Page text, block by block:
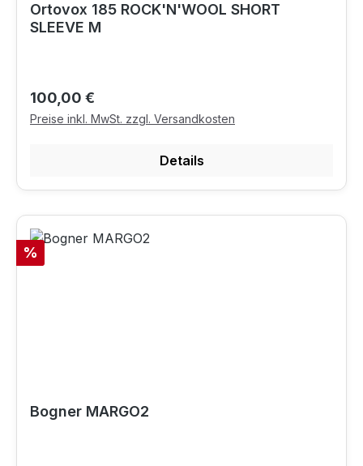
Ortovox 185 ROCK'N'WOOL SHORT
SLEEVE M
Regulärer Preis:
100,00 €
Preise inkl. MwSt. zzgl. Versandkosten
Details
Rabatt
%
Bogner MARGO2